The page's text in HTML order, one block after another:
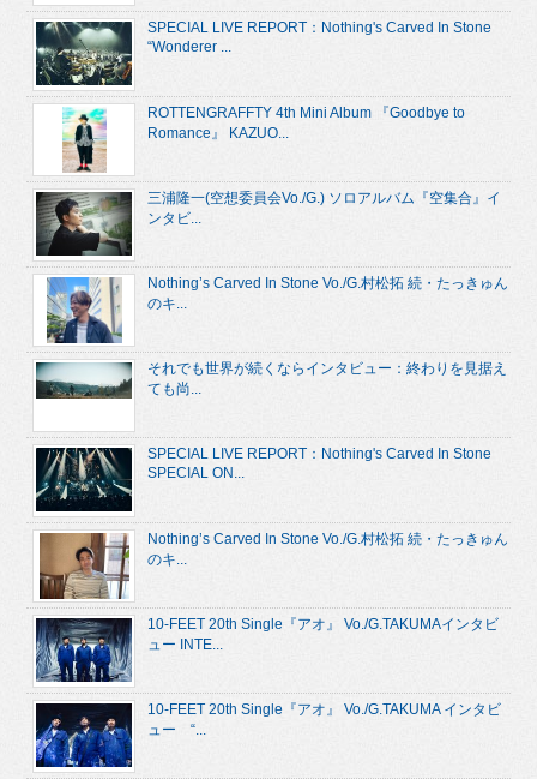
SPECIAL LIVE REPORT：Nothing's Carved In Stone
“Wonderer ...
ROTTENGRAFFTY 4th Mini Album 『Goodbye to
Romance』 KAZUO...
三浦隆一(空想委員会Vo./G.) ソロアルバム『空集合』イ
ンタビ...
Nothing’s Carved In Stone Vo./G.村松拓 続・たっきゅん
のキ...
それでも世界が続くならインタビュー：終わりを見据え
ても尚...
SPECIAL LIVE REPORT：Nothing's Carved In Stone
SPECIAL ON...
Nothing’s Carved In Stone Vo./G.村松拓 続・たっきゅん
のキ...
10-FEET 20th Single『アオ』 Vo./G.TAKUMAインタビ
ュー INTE...
10-FEET 20th Single『アオ』 Vo./G.TAKUMA インタビ
ュー “...